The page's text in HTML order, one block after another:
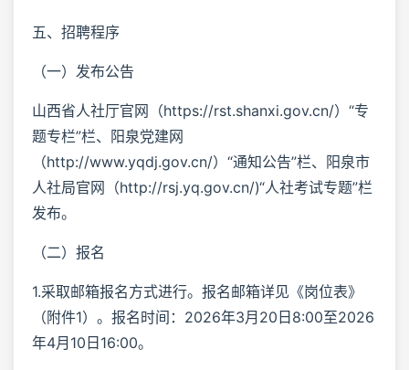
五、招聘程序
（一）发布公告
山西省人社厅官网（https://rst.shanxi.gov.cn/）“专
题专栏”栏、阳泉党建网
（http://www.yqdj.gov.cn/）“通知公告”栏、阳泉市
人社局官网（http://rsj.yq.gov.cn/)“人社考试专题”栏
发布。
（二）报名
1.采取邮箱报名方式进行。报名邮箱详见《岗位表》
（附件1）。报名时间：2026年3月20日8:00至2026
年4月10日16:00。